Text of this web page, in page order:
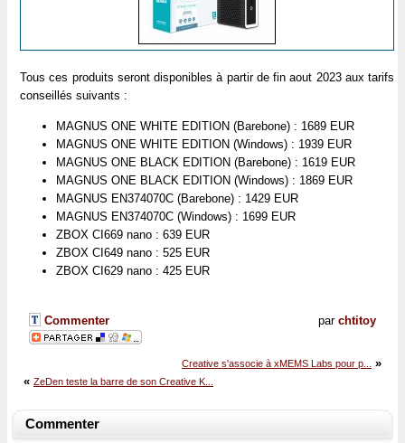
Tous ces produits seront disponibles à partir de fin aout 2023 aux tarifs
conseillés suivants :
MAGNUS ONE WHITE EDITION (Barebone) : 1689 EUR
MAGNUS ONE WHITE EDITION (Windows) : 1939 EUR
MAGNUS ONE BLACK EDITION (Barebone) : 1619 EUR
MAGNUS ONE BLACK EDITION (Windows) : 1869 EUR
MAGNUS EN374070C (Barebone) : 1429 EUR
MAGNUS EN374070C (Windows) : 1699 EUR
ZBOX CI669 nano : 639 EUR
ZBOX CI649 nano : 525 EUR
ZBOX CI629 nano : 425 EUR
par chtitoy
Commenter
Creative s'associe à xMEMS Labs pour p...
»
« ZeDen teste la barre de son Creative K...
Commenter